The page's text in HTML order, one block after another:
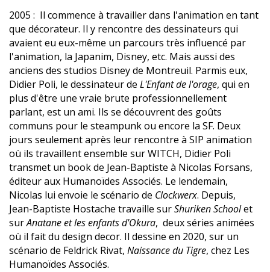
2005 : Il commence à travailler dans l'animation en tant
que décorateur. Il y rencontre des dessinateurs qui
avaient eu eux-même un parcours très influencé par
l'animation, la Japanim, Disney, etc. Mais aussi des
anciens des studios Disney de Montreuil. Parmis eux,
Didier Poli, le dessinateur de L'Enfant de l'orage, qui en
plus d'être une vraie brute professionnellement
parlant, est un ami. Ils se découvrent des goûts
communs pour le steampunk ou encore la SF. Deux
jours seulement après leur rencontre à SIP animation
où ils travaillent ensemble sur WITCH, Didier Poli
transmet un book de Jean-Baptiste à Nicolas Forsans,
éditeur aux Humanoïdes Associés. Le lendemain,
Nicolas lui envoie le scénario de Clockwerx. Depuis,
Jean-Baptiste Hostache travaille surShuriken Schoolet
surAnatane et les enfants d'Okura, deux séries animées
où il fait du design decor. Il dessine en 2020, sur un
scénario de Feldrick Rivat, Naissance du Tigre, chez Les
Humanoïdes Associés.